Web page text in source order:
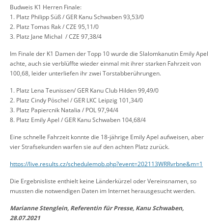
Budweis K1 Herren Finale:
1. Platz Philipp Süß / GER Kanu Schwaben 93,53/0
2. Platz Tomas Rak / CZE 95,11/0
3. Platz Jane Michal / CZE 97,38/4
Im Finale der K1 Damen der Topp 10 wurde die Slalomkanutin Emily Apel
achte, auch sie verblüffte wieder einmal mit ihrer starken Fahrzeit von
100,68, leider unterliefen ihr zwei Torstabberührungen.
1. Platz Lena Teunissen/ GER Kanu Club Hilden 99,49/0
2. Platz Cindy Pöschel / GER LKC Leipzig 101,34/0
3. Platz Papiercnik Natalia / POL 97,94/4
8. Platz Emily Apel / GER Kanu Schwaben 104,68/4
Eine schnelle Fahrzeit konnte die 18-jährige Emily Apel aufweisen, aber
vier Strafsekunden warfen sie auf den achten Platz zurück.
https://live.results.cz/schedulemob.php?event=202113WRRvrbne&m=1
Die Ergebnisliste enthielt keine Länderkürzel oder Vereinsnamen, so
mussten die notwendigen Daten im Internet herausgesucht werden.
Marianne Stenglein, Referentin für Presse, Kanu Schwaben,
28.07.2021